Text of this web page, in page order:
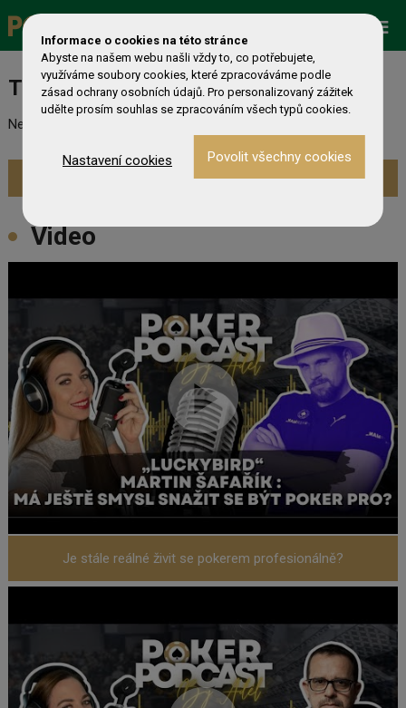
Turnaj nebyl nalezen
Nebyl nalezen odpovídající turnaj. Prevděpodobně již skončil.
Zobrazit aktuální turnaje »
Video
Je stále reálné živit se pokerem profesionálně?
Informace o cookies na této stránce
Abyste na našem webu našli vždy to, co potřebujete,
využíváme soubory cookies, které zpracováváme podle
zásad ochrany osobních údajů. Pro personalizovaný zážitek
udělte prosím souhlas se zpracováním všech typů cookies.
Nastavení cookies